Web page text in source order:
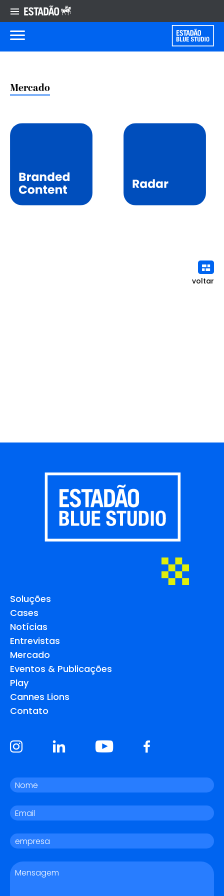
Mercado
voltar
Soluções
Cases
Notícias
Entrevistas
Mercado
Eventos & Publicações
Play
Cannes Lions
Contato